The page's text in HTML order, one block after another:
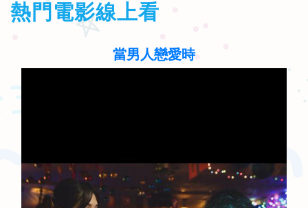
熱門電影線上看
當男人戀愛時